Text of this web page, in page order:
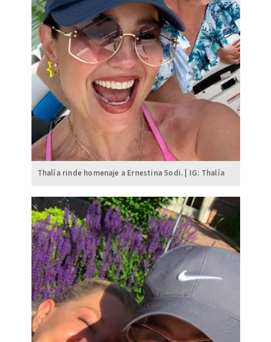
Thalía rinde homenaje a Ernestina Sodi. | IG: Thalía